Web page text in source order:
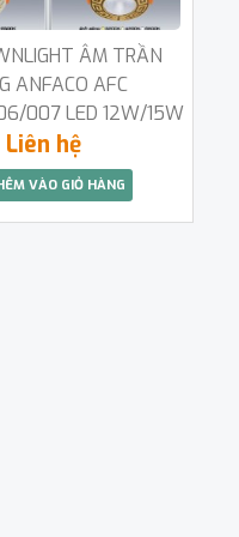
ÂM TRẦN
ANFACO AFC
007 LED 12W/15W
Liên hệ
VÀO GIỎ HÀNG